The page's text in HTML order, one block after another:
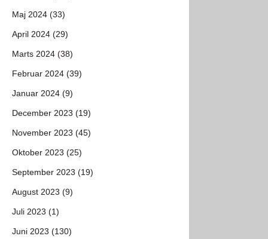
Maj 2024 (33)
April 2024 (29)
Marts 2024 (38)
Februar 2024 (39)
Januar 2024 (9)
December 2023 (19)
November 2023 (45)
Oktober 2023 (25)
September 2023 (19)
August 2023 (9)
Juli 2023 (1)
Juni 2023 (130)